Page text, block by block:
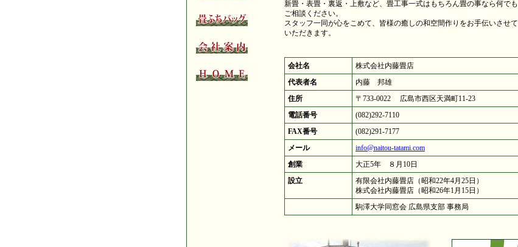
新畳・表畳・裏返・上敷など、畳工事一式はもちろん畳の事なら何でも
ご相談ください。
スタッフ一同が心をこめて、皆様の癒しの和空間作りをお手伝いさせて
いただきます。
会社名
株式会社内藤畳店
代表者名
内藤 邦雄
住所
〒733-0022 広島市西区天満町11-23
電話番号
(082)292-7110
FAX番号
(082)291-7177
メール
info@naitou-tatami.com
創業
大正5年 ８月10日
設立
有限会社内藤畳店（昭和22年4月25日）
株式会社内藤畳店（昭和26年1月15日）
駒澤大学同窓会 広島県支部 事務局